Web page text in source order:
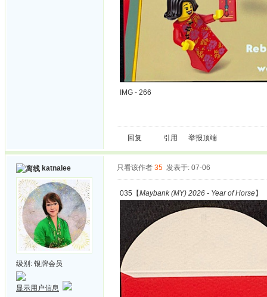
IMG - 266
回复 引用 举报顶端
katnalee
级别: 银牌会员
显示用户信息
只看该作者 35 发表于: 07-06
035【Maybank (MY) 2026 - Year of Horse】